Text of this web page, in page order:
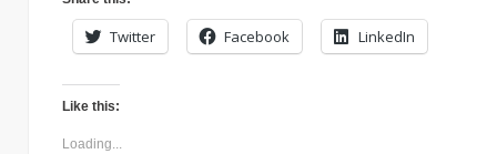
Twitter Facebook LinkedIn
Like this:
Loading...